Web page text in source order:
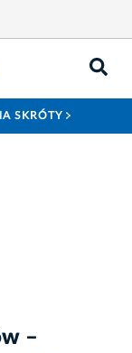
SKRÓTY
–